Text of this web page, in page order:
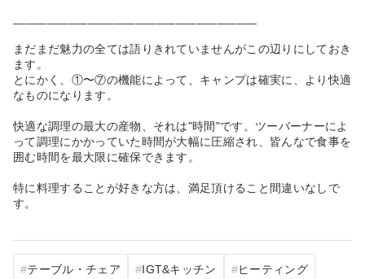
まだまだ魅力の全ては語りきれていませんがこの辺りにしておき
ます。
とにかく、①〜⑦の機能によって、キャンプは確実に、より快適
なものになります。
快適な調理の最大の産物、それは"時間"です。ツーバーナーによ
って調理にかかっていた時間が大幅に圧縮され、皆んなで食事を
囲む時間を最大限に確保できます。
特に料理することが好きな方は、満足頂けること間違いなしで
す。
テーブル・チェア IGT&キッチン ヒーティング